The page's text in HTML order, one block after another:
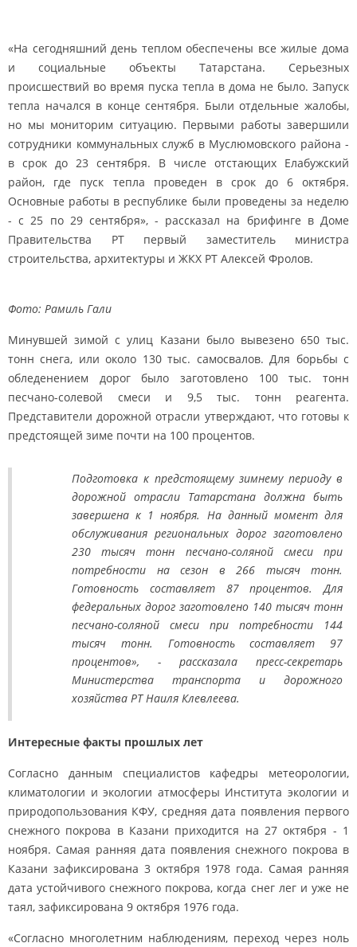
«На сегодняшний день теплом обеспечены все жилые дома
и социальные объекты Татарстана. Серьезных
происшествий во время пуска тепла в дома не было. Запуск
тепла начался в конце сентября. Были отдельные жалобы,
но мы мониторим ситуацию. Первыми работы завершили
сотрудники коммунальных служб в Муслюмовского района -
в срок до 23 сентября. В числе отстающих Елабужский
район, где пуск тепла проведен в срок до 6 октября.
Основные работы в республике были проведены за неделю
- с 25 по 29 сентября», - рассказал на брифинге в Доме
Правительства РТ первый заместитель министра
строительства, архитектуры и ЖКХ РТ Алексей Фролов.
Фото: Рамиль Гали
Минувшей зимой с улиц Казани было вывезено 650 тыс.
тонн снега, или около 130 тыс. самосвалов. Для борьбы с
обледенением дорог было заготовлено 100 тыс. тонн
песчано-солевой смеси и 9,5 тыс. тонн реагента.
Представители дорожной отрасли утверждают, что готовы к
предстоящей зиме почти на 100 процентов.
Подготовка к предстоящему зимнему периоду в
дорожной отрасли Татарстана должна быть
завершена к 1 ноября. На данный момент для
обслуживания региональных дорог заготовлено
230 тысяч тонн песчано-соляной смеси при
потребности на сезон в 266 тысяч тонн.
Готовность составляет 87 процентов. Для
федеральных дорог заготовлено 140 тысяч тонн
песчано-соляной смеси при потребности 144
тысяч тонн. Готовность составляет 97
процентов», - рассказала пресс-секретарь
Министерства транспорта и дорожного
хозяйства РТ Наиля Клевлеева.
Интересные факты прошлых лет
Согласно данным специалистов кафедры метеорологии,
климатологии и экологии атмосферы Института экологии и
природопользования КФУ, средняя дата появления первого
снежного покрова в Казани приходится на 27 октября - 1
ноября. Самая ранняя дата появления снежного покрова в
Казани зафиксирована 3 октября 1978 года. Самая ранняя
дата устойчивого снежного покрова, когда снег лег и уже не
таял, зафиксирована 9 октября 1976 года.
«Согласно многолетним наблюдениям, переход через ноль